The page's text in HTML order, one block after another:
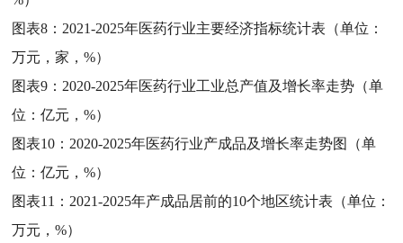
图表8： 2021-2025年医药行业主要经济指标统计表（单位：
万元，家，%）
图表9： 2020-2025年医药行业工业总产值及增长率走势（单
位：亿元，%）
图表10： 2020-2025年医药行业产成品及增长率走势图（单
位：亿元，%）
图表11： 2021-2025年产成品居前的10个地区统计表（单位：
万元，%）